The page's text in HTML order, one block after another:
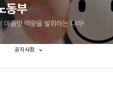
동부
마음껏 역량을 발휘하는 나라!
공지사항